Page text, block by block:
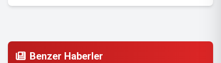
Benzer Haberler